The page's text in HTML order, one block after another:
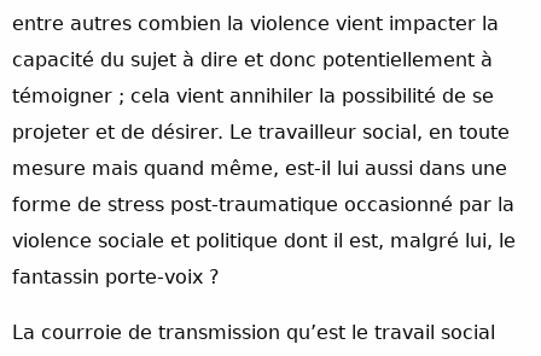
entre autres combien la violence vient impacter la
capacité du sujet à dire et donc potentiellement à
témoigner ; cela vient annihiler la possibilité de se
projeter et de désirer. Le travailleur social, en toute
mesure mais quand même, est-il lui aussi dans une
forme de stress post-traumatique occasionné par la
violence sociale et politique dont il est, malgré lui, le
fantassin porte-voix ?
La courroie de transmission qu’est le travail social